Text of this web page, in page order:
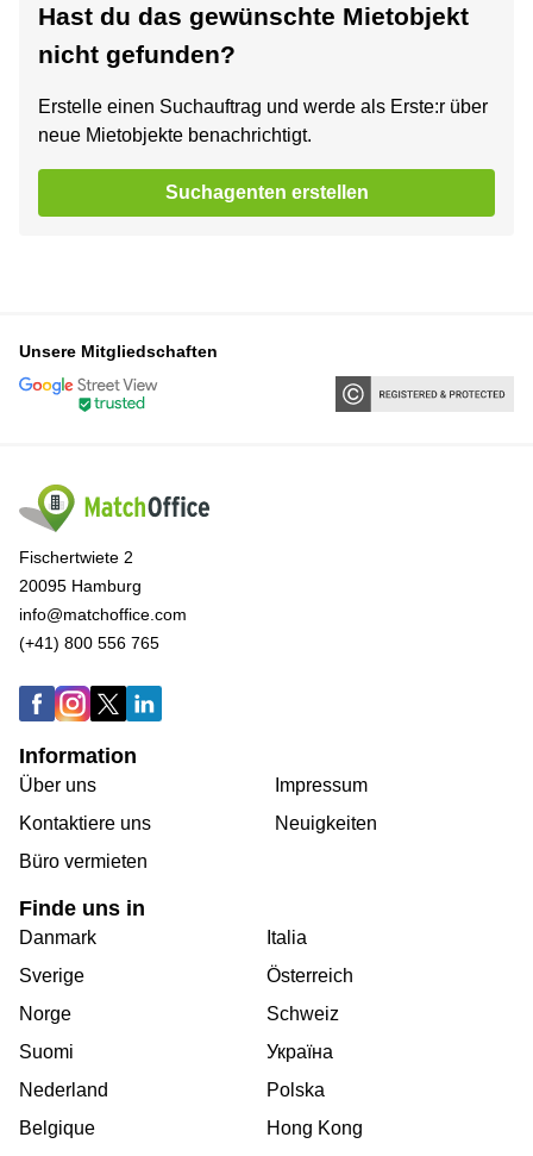
Hast du das gewünschte Mietobjekt
nicht gefunden?
Erstelle einen Suchauftrag und werde als Erste:r über
neue Mietobjekte benachrichtigt.
Suchagenten erstellen
Unsere Mitgliedschaften
Fischertwiete 2
20095 Hamburg
info@matchoffice.com
(+41) 800 556 765
Information
Über uns
Kontaktiere uns
Büro vermieten
Impressum
Neuigkeiten
Finde uns in
Danmark
Sverige
Norge
Suomi
Nederland
Belgique
Italia
Österreich
Schweiz
Україна
Polska
Hong Kong